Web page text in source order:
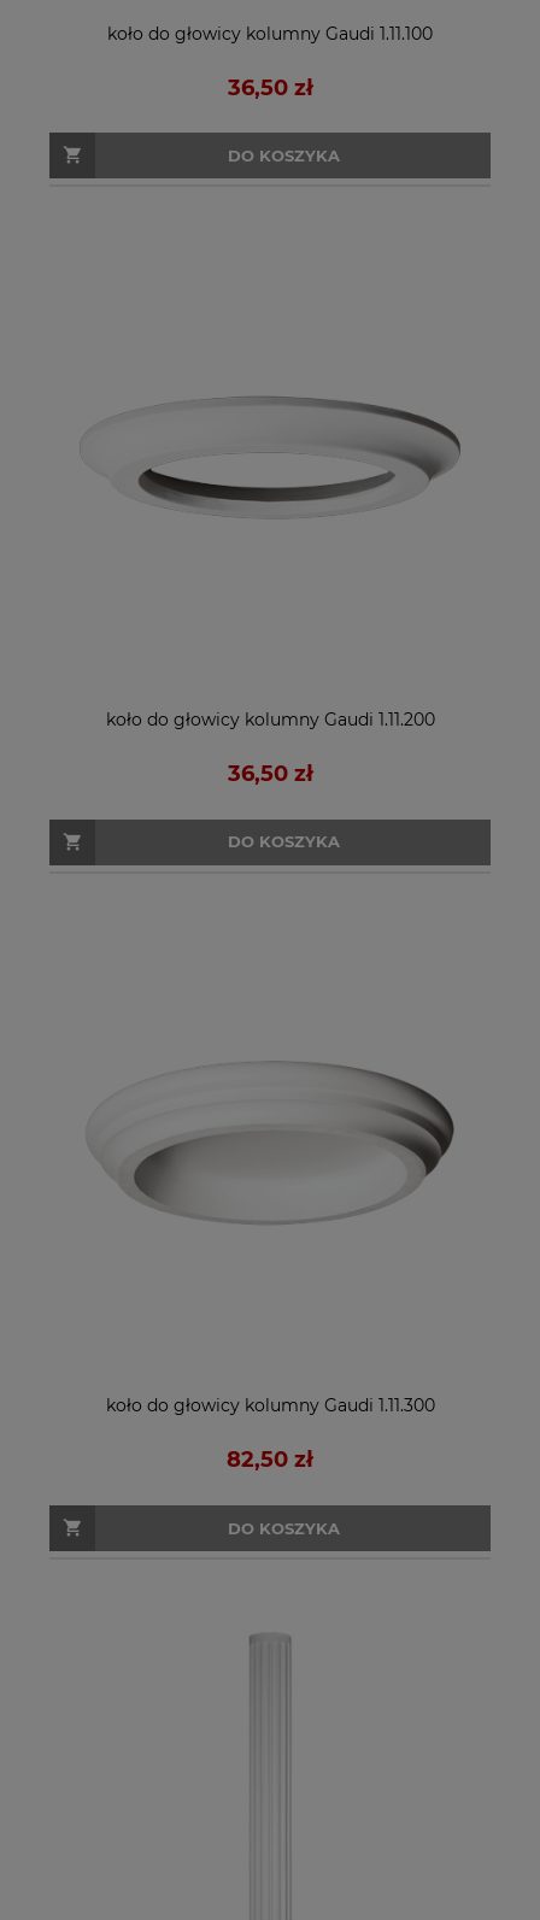
koło do głowicy kolumny Gaudi 1.11.100
36,50 zł
DO KOSZYKA
koło do głowicy kolumny Gaudi 1.11.200
36,50 zł
DO KOSZYKA
koło do głowicy kolumny Gaudi 1.11.300
82,50 zł
DO KOSZYKA